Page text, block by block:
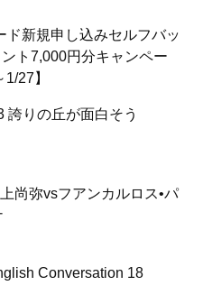
ド新規申し込みセルフバッ
ト7,000円分キャンペー
27】
誇りの丘が面白そう
尚弥vsフアンカルロス•パ
Conversation 18